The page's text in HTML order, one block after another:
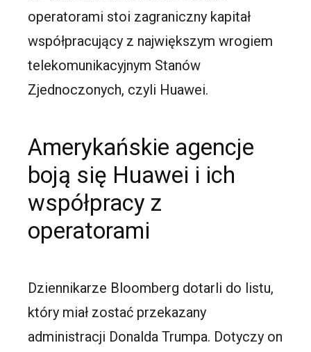
operatorami stoi zagraniczny kapitał
współpracujący z największym wrogiem
telekomunikacyjnym Stanów
Zjednoczonych, czyli Huawei.
Amerykańskie agencje
boją się Huawei i ich
współpracy z
operatorami
Dziennikarze Bloomberg dotarli do listu,
który miał zostać przekazany
administracji Donalda Trumpa. Dotyczy on